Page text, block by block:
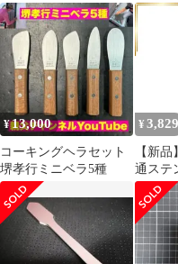
¥13,000
コーキングヘラセット
堺孝行ミニベラ5種
¥ 3,829
【新
通ステ
グヘラ